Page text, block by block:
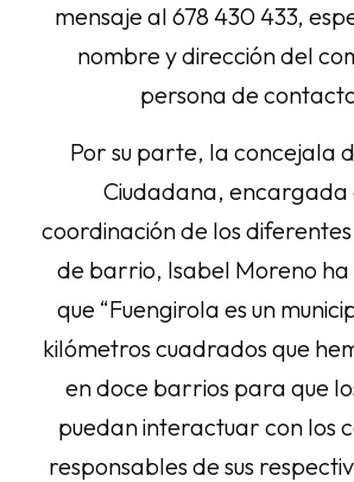
mensaje al 678 430 433,
nombre y dirección del
persona de
Por su parte, la concejala
Ciudadana, encargada
coordinación de los
de barrio, Isabel Moreno
que “Fuengirola es un
kilómetros cuadrados que
en doce barrios para que
puedan interactuar con los
responsables de sus